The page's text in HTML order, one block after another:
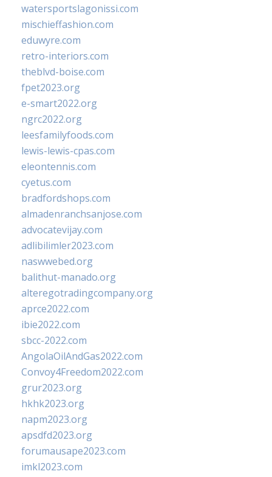
watersportslagonissi.com
mischieffashion.com
eduwyre.com
retro-interiors.com
theblvd-boise.com
fpet2023.org
e-smart2022.org
ngrc2022.org
leesfamilyfoods.com
lewis-lewis-cpas.com
eleontennis.com
cyetus.com
bradfordshops.com
almadenranchsanjose.com
advocatevijay.com
adlibilimler2023.com
naswwebed.org
balithut-manado.org
alteregotradingcompany.org
aprce2022.com
ibie2022.com
sbcc-2022.com
AngolaOilAndGas2022.com
Convoy4Freedom2022.com
grur2023.org
hkhk2023.org
napm2023.org
apsdfd2023.org
forumausape2023.com
imkl2023.com